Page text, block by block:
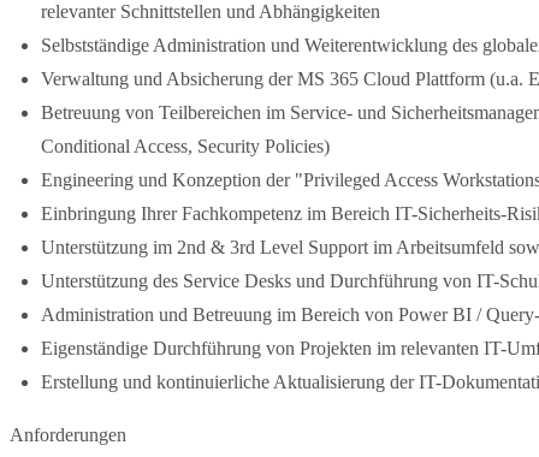
relevanter Schnittstellen und Abhängigkeiten
Selbstständige Administration und Weiterentwicklung des
Verwaltung und Absicherung der MS 365 Cloud Plattform (u.a.
Betreuung von Teilbereichen im Service- und
Conditional Access, Security Policies)
Engineering und Konzeption der "Privileged Access
Einbringung Ihrer Fachkompetenz im Bereich IT-Sicherheits-
Unterstützung im 2nd & 3rd Level Support im Arbeitsumfeld
Unterstützung des Service Desks und Durchführung von IT-
Administration und Betreuung im Bereich von Power BI /
Eigenständige Durchführung von Projekten im relevanten IT-
Erstellung und kontinuierliche Aktualisierung der IT-
Anforderungen